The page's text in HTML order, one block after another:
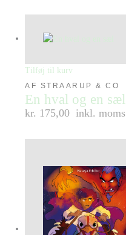
Tilføj til kurv
AF STRAARUP & CO
En hval og en sæl
kr. 175,00 inkl. moms